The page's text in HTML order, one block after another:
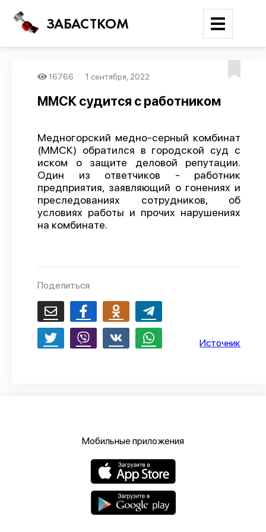
ЗАБАСТКОМ
Новости
Карта событий
Трудовые конфликты
Отчеты
Предложить публикацию
Политика конфиденциальности
16766 1 сентября, 2022
ММСК судится с работником
Медногорский медно-серный комбинат
(ММСК) обратился в городской суд с
иском о защите деловой репутации.
Один из ответчиков - работник
предприятия, заявляющий о гонениях и
преследованиях сотрудников, об
условиях работы и прочих нарушениях
на комбинате.
Поделиться
Источник
Мобильные приложения